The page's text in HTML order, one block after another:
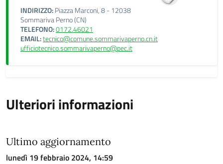
INDIRIZZO:Piazza Marconi, 8 - 12038
Sommariva Perno (CN)
TELEFONO:0172.46021
EMAIL:tecnico@comune.sommarivaperno.cn.it
ufficiotecnico.sommarivaperno@pec.it
Ulteriori informazioni
Ultimo aggiornamento
lunedì 19 febbraio 2024, 14:59